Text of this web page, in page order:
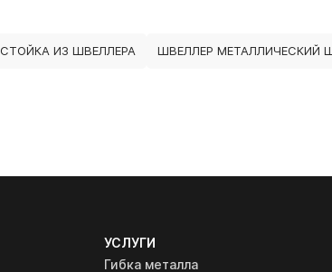
СТОЙКА ИЗ ШВЕЛЛЕРА ШВЕЛЛЕР МЕТАЛЛИЧЕСКИЙ
УСЛУГИ
Гибка металла